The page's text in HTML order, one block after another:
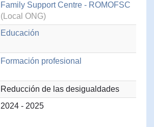
Family Support Centre - ROMOFSC
(Local ONG)
Educación
Formación profesional
Reducción de las desigualdades
2024 - 2025